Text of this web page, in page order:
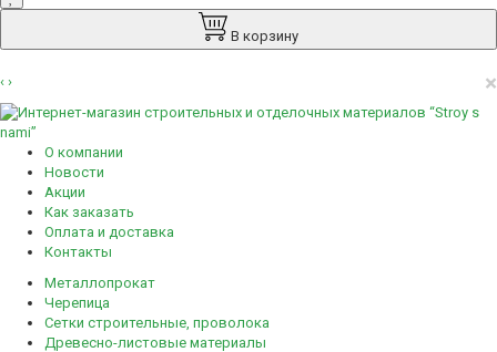
В корзину
‹ › ×
О компании
Новости
Акции
Как заказать
Оплата и доставка
Контакты
Металлопрокат
Черепица
Сетки строительные, проволока
Древесно-листовые материалы